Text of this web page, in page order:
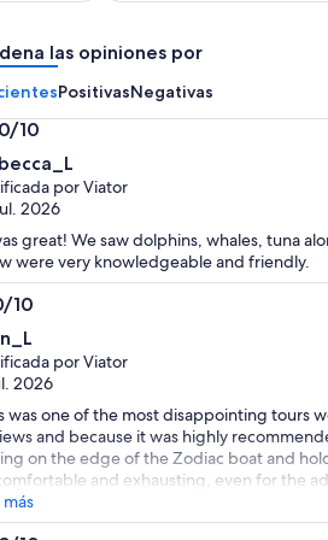
por
las opiniones por
PositivasNegativas
10
por Viator
2026
great! We saw dolphins, whales, tuna
were very knowledgeable and friendly.
10
por Viator
2026
was one of the most disappointing tours
and because it was highly
on the edge of the Zodiac boat and
and exhausting, even for the
a tight rope for stability, but this made
the captain and guide were not